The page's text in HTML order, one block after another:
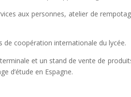
aux personnes, atelier de
de coopération internationale du lycée.
et un stand de vente de
d’étude en Espagne.